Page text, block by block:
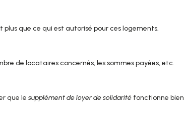
plus que ce qui est autorisé pour ces logements.
de locataires concernés, les sommes payées, etc.
que le supplément de loyer de solidarité fonctionne